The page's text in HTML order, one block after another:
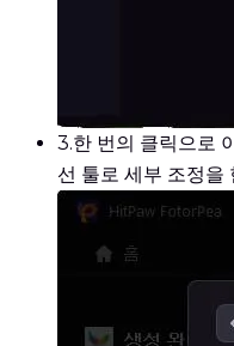
3.한 번의 클릭으로
선 툴로 세부 조정을